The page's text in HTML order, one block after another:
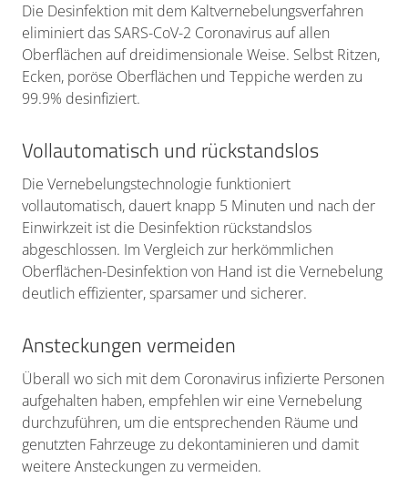
Die Desinfektion mit dem Kaltvernebelungsverfahren
eliminiert das SARS-CoV-2 Coronavirus auf allen
Oberflächen auf dreidimensionale Weise. Selbst Ritzen,
Ecken, poröse Oberflächen und Teppiche werden zu
99.9% desinfiziert.
Vollautomatisch und rückstandslos
Die Vernebelungstechnologie funktioniert
vollautomatisch, dauert knapp 5 Minuten und nach der
Einwirkzeit ist die Desinfektion rückstandslos
abgeschlossen. Im Vergleich zur herkömmlichen
Oberflächen-Desinfektion von Hand ist die Vernebelung
deutlich effizienter, sparsamer und sicherer.
Ansteckungen vermeiden
Überall wo sich mit dem Coronavirus infizierte Personen
aufgehalten haben, empfehlen wir eine Vernebelung
durchzuführen, um die entsprechenden Räume und
genutzten Fahrzeuge zu dekontaminieren und damit
weitere Ansteckungen zu vermeiden.